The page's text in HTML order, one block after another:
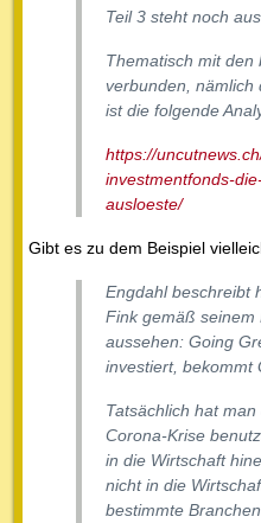
Teil 3 steht noch aus
Thematisch mit den
verbunden, nämlich
ist die folgende
https://
investmentfonds-
ausloeste/
Gibt es zu dem Beispiel
Engdahl beschreibt
Fink gemäß seinem
aussehen: Going
investiert, bekommt
Tatsächlich hat
Corona-Krise
in die Wirtschaft
nicht in die
bestimmte